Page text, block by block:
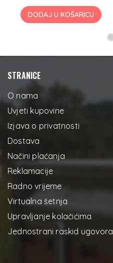
DODAJ U KOŠARICU
STRANICE
O nama
Uvjeti kupovine
Izjava o privatnosti
Dostava
Načini plaćanja
Reklamacije
Radno vrijeme
Virtualna šetnja
Upravljanje kolačićima
Jednostrani raskid ugovora